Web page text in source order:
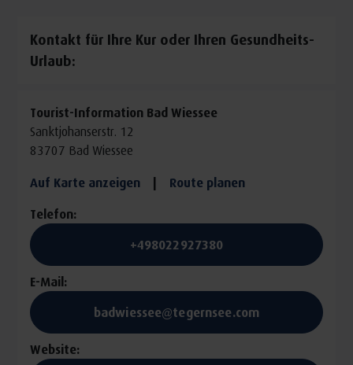
die ganze Schönheit der bayerischen Alpen; die Kultur, die
Traditionen und echte bayerische Gastlichkeit.
Daher sagen wir: „Servus in Bad Wiessee – Willkommen
am Tegernsee!“
Kontakt für Ihre Kur oder Ihren Gesundheits-
Urlaub:
Tourist-Information Bad Wiessee
Sanktjohanserstr. 12
83707 Bad Wiessee
Auf Karte anzeigen | Route planen
Telefon:
+498022927380
E-Mail:
badwiessee@tegernsee.com
Website: